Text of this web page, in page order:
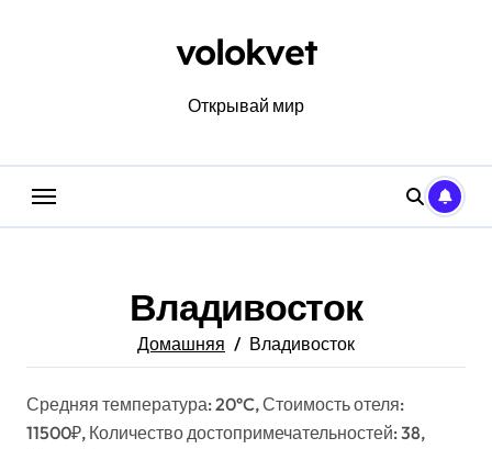
volokvet
Открывай мир
Владивосток
Домашняя Владивосток
Средняя температура: 20°C, Стоимость отеля:
11500₽, Количество достопримечательностей: 38,